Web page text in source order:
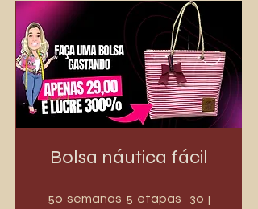
Bolsa náutica fácil
50 semanas 50 semanas
5 etapas 5 etapas
30